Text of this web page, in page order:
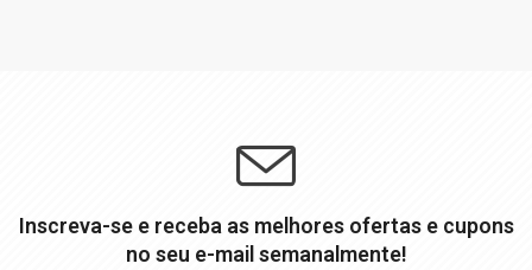
Inscreva-se e receba as melhores ofertas e cupons
no seu e-mail semanalmente!